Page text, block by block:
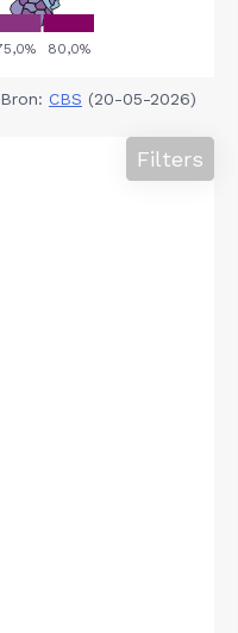
Bron: CBS (20-05-2026)
Filters